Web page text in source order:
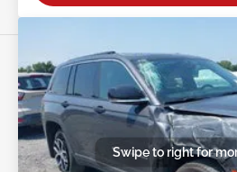
Swipe to right for